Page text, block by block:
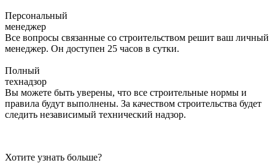
Персональный
менеджер
Все вопросы связанные со строительством решит ваш личный
менеджер. Он доступен 25 часов в сутки.
Полный
технадзор
Вы можете быть уверены, что все строительные нормы и
правила будут выполнены. За качеством строительства будет
следить независимый технический надзор.
Хотите узнать больше?